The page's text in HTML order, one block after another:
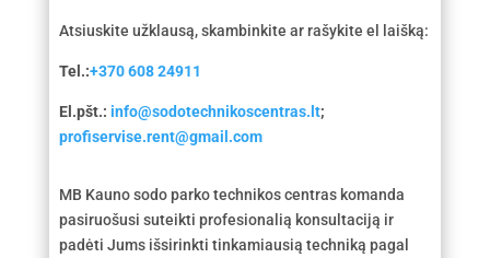
Atsiuskite užklausą, skambinkite ar rašykite el laišką:
Tel.:+370 608 24911
El.pšt.: info@sodotechnikoscentras.lt;
profiservise.rent@gmail.com
MB Kauno sodo parko technikos centras komanda
pasiruošusi suteikti profesionalią konsultaciją ir
padėti Jums išsirinkti tinkamiausią techniką pagal